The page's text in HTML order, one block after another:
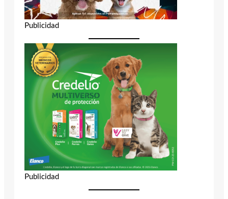
Publicidad
Publicidad